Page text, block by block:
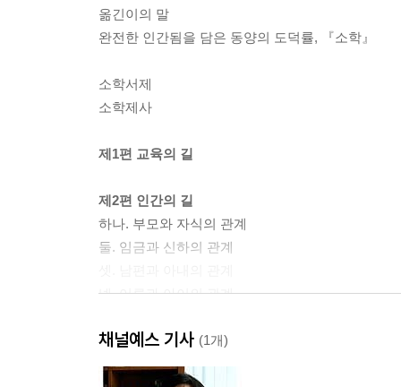
옮긴이의 말
완전한 인간됨을 담은 동양의 도덕률, 『소학』
소학서제
소학제사
제1편 교육의 길
제2편 인간의 길
하나. 부모와 자식의 관계
둘. 임금과 신하의 관계
넷. 어른과 아이의 관계
제3편 수양의 길
채널예스 기사 (1개)